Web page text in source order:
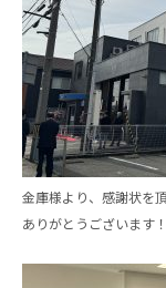
金庫様より、感謝状を
ありがとうございます！